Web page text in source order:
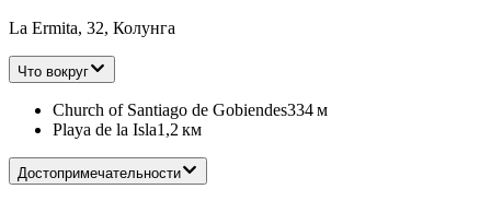
La Ermita, 32, Колунга
Что вокруг
Church of Santiago de Gobiendes334 м
Playa de la Isla1,2 км
Достопримечательности